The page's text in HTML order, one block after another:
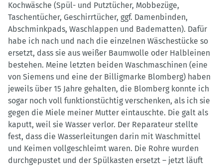
Kochwäsche (Spül- und Putztücher, Mobbezüge,
Taschentücher, Geschirrtücher, ggf. Damenbinden,
Abschminkpads, Waschlappen und Badematten). Dafür
habe ich nach und nach die einzelnen Wäschestücke so
ersetzt, dass sie aus weißer Baumwolle oder Halbleinen
bestehen. Meine letzten beiden Waschmaschinen (eine
von Siemens und eine der Billigmarke Blomberg) haben
jeweils über 15 Jahre gehalten, die Blomberg konnte ich
sogar noch voll funktionstüchtig verschenken, als ich sie
gegen die Miele meiner Mutter eintauschte. Die galt als
kaputt, weil sie Wasser verlor. Der Reparateur stellte
fest, dass die Wasserleitungen darin mit Waschmittel
und Keimen vollgeschleimt waren. Die Rohre wurden
durchgepustet und der Spülkasten ersetzt – jetzt läuft